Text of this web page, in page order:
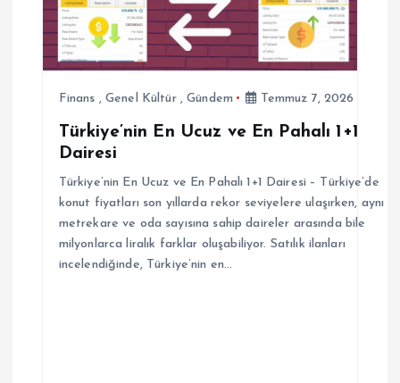
n
m
Finans ,Genel Kültür,Gündem Temmuz 7, 2026
Türkiye’nin En Ucuz ve En Pahalı 1+1
Dairesi
Türkiye’nin En Ucuz ve En Pahalı 1+1 Dairesi – Türkiye’de
konut fiyatları son yıllarda rekor seviyelere ulaşırken, aynı
metrekare ve oda sayısına sahip daireler arasında bile
milyonlarca liralık farklar oluşabiliyor. Satılık ilanları
incelendiğinde, Türkiye’nin en…